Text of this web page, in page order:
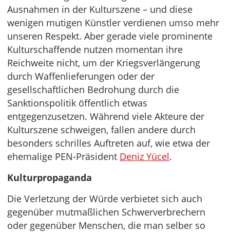
Ausnahmen in der Kulturszene – und diese
wenigen mutigen Künstler verdienen umso mehr
unseren Respekt. Aber gerade viele prominente
Kulturschaffende nutzen momentan ihre
Reichweite nicht, um der Kriegsverlängerung
durch Waffenlieferungen oder der
gesellschaftlichen Bedrohung durch die
Sanktionspolitik öffentlich etwas
entgegenzusetzen. Während viele Akteure der
Kulturszene schweigen, fallen andere durch
besonders schrilles Auftreten auf, wie etwa der
ehemalige PEN-Präsident Deniz Yücel.
Kulturpropaganda
Die Verletzung der Würde verbietet sich auch
gegenüber mutmaßlichen Schwerverbrechern
oder gegenüber Menschen, die man selber so